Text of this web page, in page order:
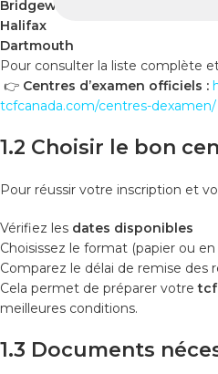
Bridgewater
Halifax
Dartmouth
Pour consulter la liste complète
👉 Centres d’examen officiels :
tcfcanada.com/centres-dexamen/
1.2 Choisir le bon
Pour réussir votre inscription et
Vérifiez les dates disponibles
Choisissez le format (papier ou en
Comparez le délai de remise des
Cela permet de préparer votretcf
meilleures conditions.
1.3 Documents